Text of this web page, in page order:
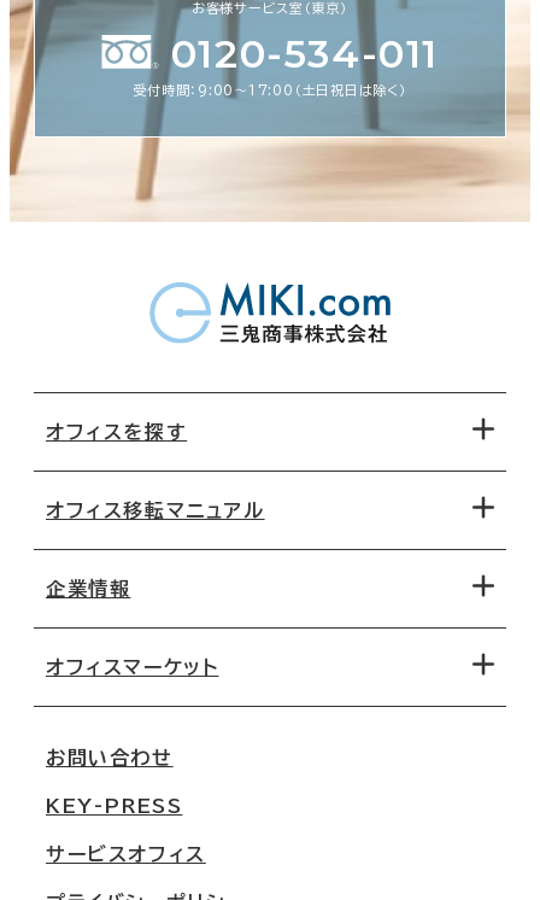
お客様サービス室（東京）
0120-534-011
受付時間：9:00〜17:00（土日祝日は除く）
オフィスを探す
地図から探す
路線・駅から探す
オフィス移転マニュアル
移転コストシミュレーション
移転スケジュール
オフィス移転Q&A
企業情報
オフィスマーケット
大阪
名古屋
お問い合わせ
KEY-PRESS
サービスオフィス